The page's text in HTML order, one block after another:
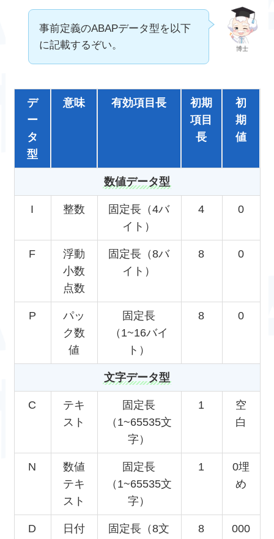
博士
事前定義のABAPデータ型を以下
に記載するぞい。
デ
ー
タ
型
意味 有効項目長
初期
項目
長
初
期
値
数値データ型
I 整数
固定長（4バ
イト）
4 0
F
浮動
小数
点数
固定長（8バ
イト）
8 0
P
パッ
ク数
値
固定長
（1~16バイ
ト）
8 0
文字データ型
C
テキ
スト
固定長
（1~65535文
字）
1
空
白
N
数値
テキ
スト
固定長
（1~65535文
字）
1
0埋
め
D 日付
固定長（8文
8
000